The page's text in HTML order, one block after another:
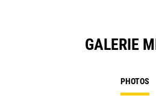
GALERIE
PHOTOS